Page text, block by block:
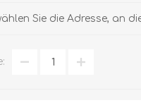
Sie die Adresse, an